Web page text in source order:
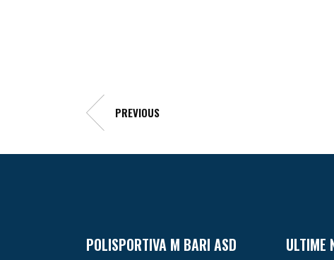
PREVIOUS
POLISPORTIVA M BARI ASD ULTIME